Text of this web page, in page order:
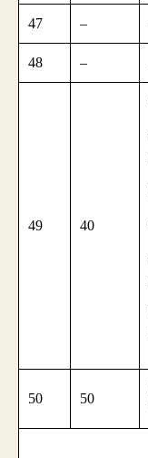
47 –
48 –
49 40
50 50